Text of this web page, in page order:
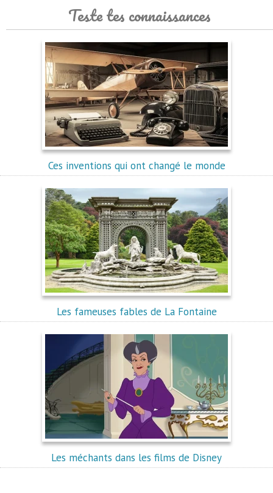
Teste tes connaissances
Ces inventions qui ont changé le monde
Les fameuses fables de La Fontaine
Les méchants dans les films de Disney